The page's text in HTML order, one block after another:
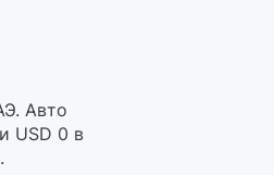
Авто
USD 0 в